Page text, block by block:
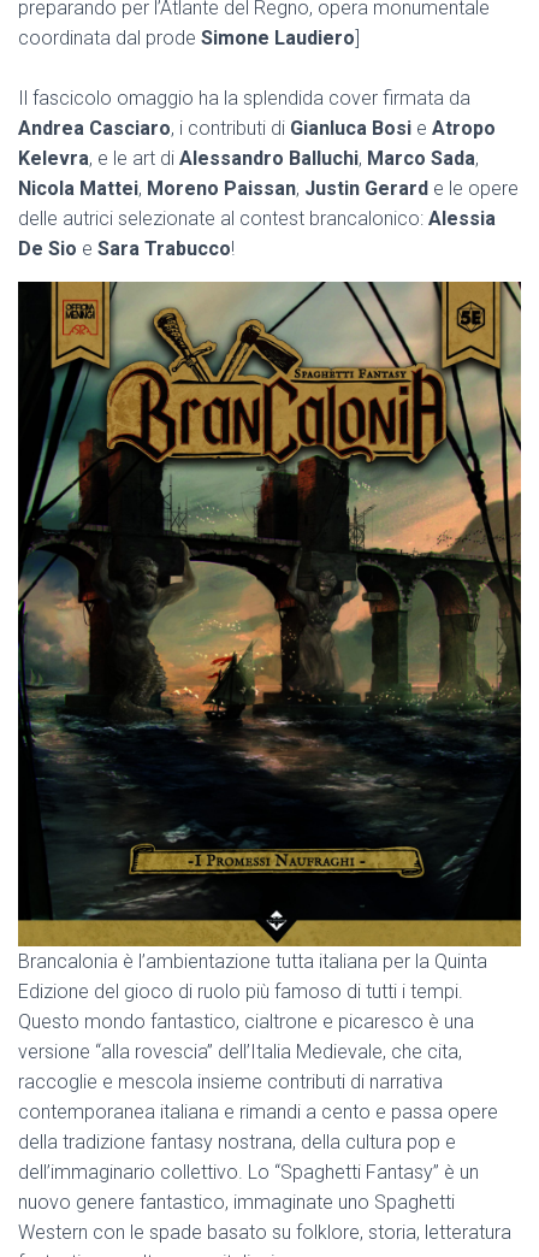
preparando per l’Atlante del Regno, opera monumentale
coordinata dal prode Simone Laudiero]
Il fascicolo omaggio ha la splendida cover firmata da
Andrea Casciaro, i contributi di Gianluca Bosi e Atropo
Kelevra, e le art di Alessandro Balluchi, Marco Sada,
Nicola Mattei, Moreno Paissan, Justin Gerard e le opere
delle autrici selezionate al contest brancalonico: Alessia
De Sio e Sara Trabucco!
Brancalonia è l’ambientazione tutta italiana per la Quinta
Edizione del gioco di ruolo più famoso di tutti i tempi.
Questo mondo fantastico, cialtrone e picaresco è una
versione “alla rovescia” dell’Italia Medievale, che cita,
raccoglie e mescola insieme contributi di narrativa
contemporanea italiana e rimandi a cento e passa opere
della tradizione fantasy nostrana, della cultura pop e
dell’immaginario collettivo. Lo “Spaghetti Fantasy” è un
nuovo genere fantastico, immaginate uno Spaghetti
Western con le spade basato su folklore, storia, letteratura